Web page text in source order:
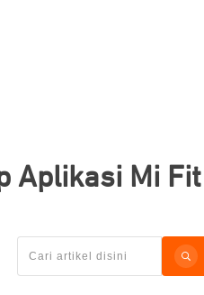
Aplikasi Mi Fit